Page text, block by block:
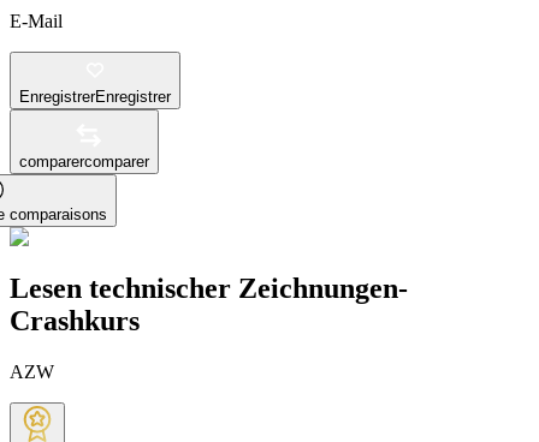
E-Mail
EnregistrerEnregistrer
comparercomparer
comparaisons
Lesen technischer Zeichnungen-
Crashkurs
AZW